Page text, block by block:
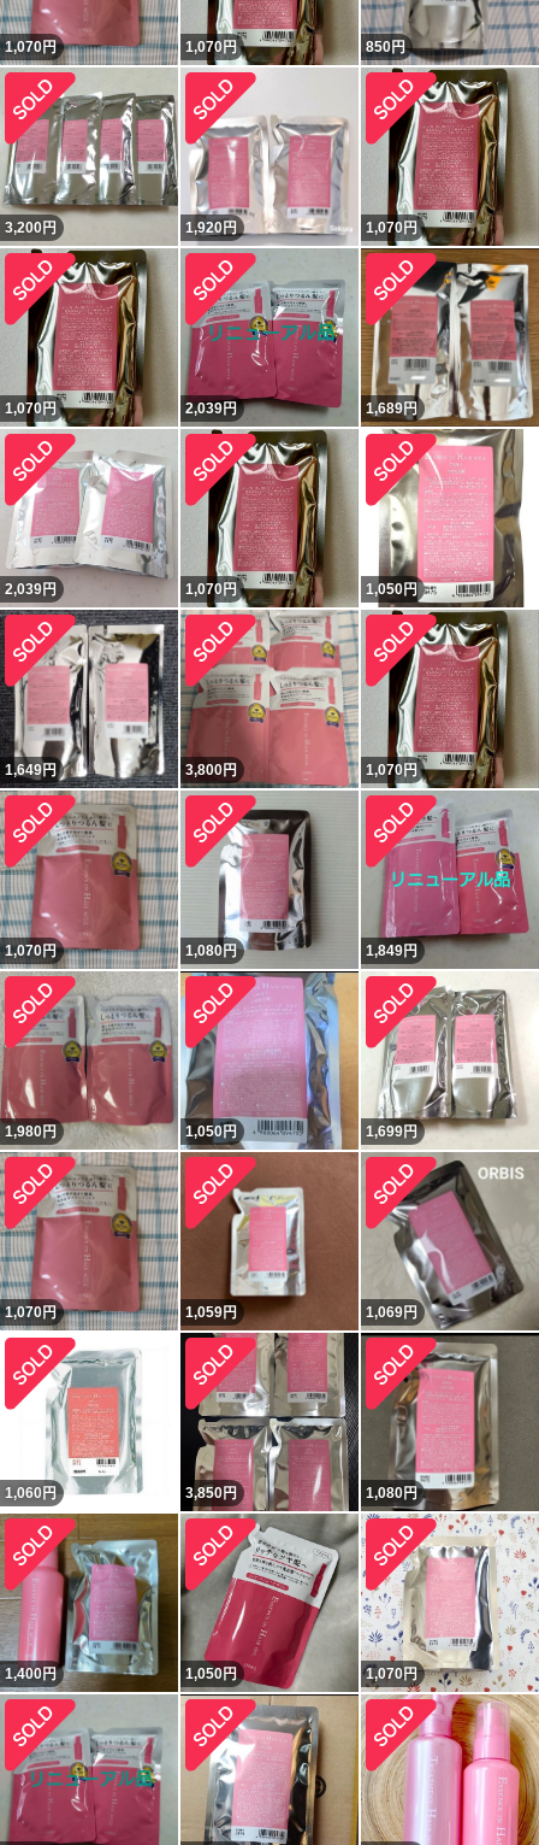
1,070円 1,070円 850円
3,200円 1,920円 1,070円
1,070円 2,039円 1,689円
2,039円 1,070円 1,050円
1,649円 3,800円 1,070円
1,070円 1,080円 1,849円
1,980円 1,050円 1,699円
1,070円 1,059円 1,069円
1,060 円 3,850円 1,080円
1,400円 1,050円 1,070円